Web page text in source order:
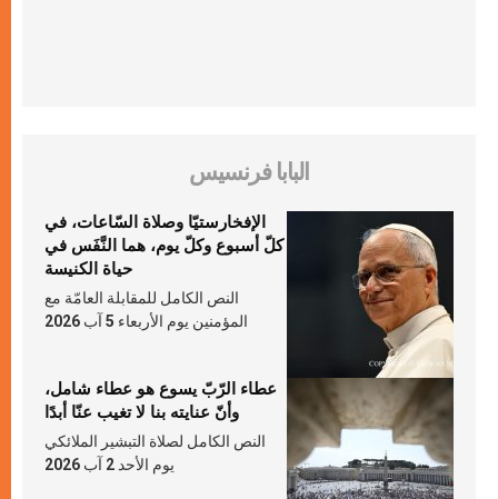
البابا فرنسيس
الإفخارستيّا وصلاة السّاعات، في
كلّ أسبوع وكلّ يوم، هما النَّفَس في
حياة الكنيسة
النص الكامل للمقابلة العامّة مع
المؤمنين يوم الأربعاء 5 آب 2026
عطاء الرّبّ يسوع هو عطاء شامل،
وأنّ عنايته بنا لا تغيب عنّا أبدًا
النص الكامل لصلاة التبشير الملائكي
يوم الأحد 2 آب 2026